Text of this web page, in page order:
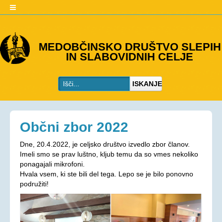
MEDOBČINSKO DRUŠTVO SLEPIH
IN SLABOVIDNIH CELJE
ISKANJE
O DRUŠTVU
Predstavitev
Organi društva
Programi društva
Ohranjevanje zdravja
Bivalna skupnost
Osebna asistenca
AKTIVNOSTI
Občni zbor 2022
Dne, 20.4.2022, je celjsko društvo izvedlo zbor članov.
Imeli smo se prav luštno, kljub temu da so vmes nekoliko
ponagajali mikrofoni.
Hvala vsem, ki ste bili del tega. Lepo se je bilo ponovno
podružiti!